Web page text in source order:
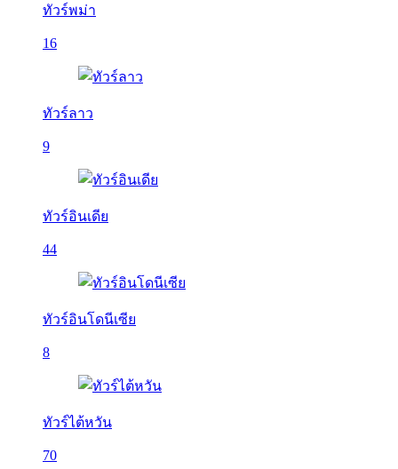
ทัวร์พม่า
16
ทัวร์ลาว
9
ทัวร์อินเดีย
44
ทัวร์อินโดนีเซีย
8
ทัวร์ไต้หวัน
70